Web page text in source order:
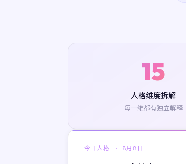
15
人格维度拆解
每一维都有独立解释
今日人格 · 8月8日